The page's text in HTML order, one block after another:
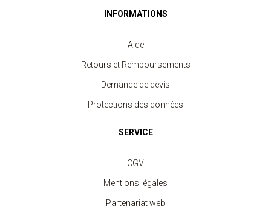
à partir de 11.30 €
INFORMATIONS
Aide
Retours et Remboursements
Demande de devis
Protections des données
SERVICE
CGV
Mentions légales
Partenariat web